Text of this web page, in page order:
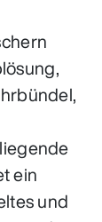
ein
und